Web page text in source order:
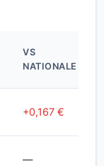
VS
NATIONALE
+0,167 €
—